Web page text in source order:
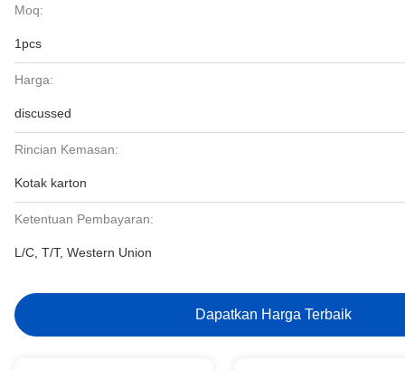
Moq:
1pcs
Harga:
discussed
Rincian Kemasan:
Kotak karton
Ketentuan Pembayaran:
L/C, T/T, Western Union
Dapatkan Harga Terbaik